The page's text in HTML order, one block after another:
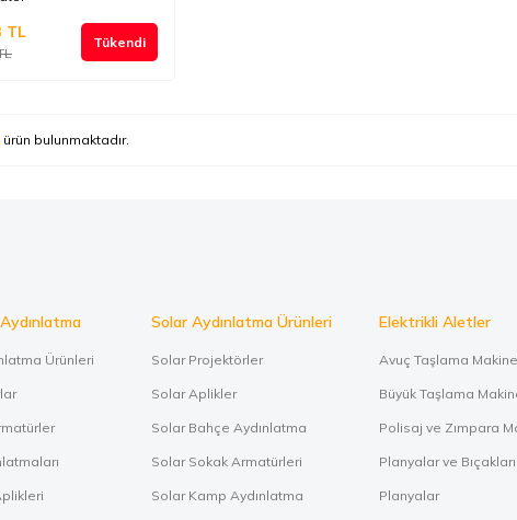
TL Tükendi
ürün bulunmaktadır.
Ürünleri
Solar Aydınlatma Ürünleri
Solar Projektörler
Solar Aplikler
Solar Bahçe Aydınlatma
Solar Sokak Armatürleri
Solar Kamp Aydınlatma
Elektrikli Aletler
Avuç Taşlama
Büyük Taşlama
Polisaj ve Zımpara
Planyalar ve Bıçakları
Planyalar